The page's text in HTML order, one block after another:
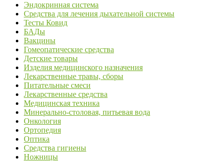
Эндокринная система
Средства для лечения дыхательной системы
Тесты Ковид
БАДы
Вакцины
Гомеопатические средства
Детские товары
Изделия медицинского назначения
Лекарственные травы, сборы
Питательные смеси
Лекарственные средства
Медицинская техника
Минерально-столовая, питьевая вода
Онкология
Ортопедия
Оптика
Средства гигиены
Ножницы